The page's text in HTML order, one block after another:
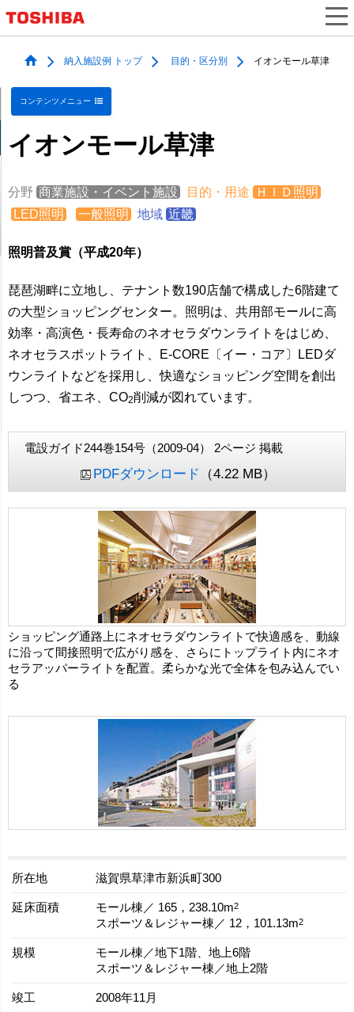
納入施設例 トップ 目的・区分別 イオンモール草津
コンテンツメニュー
イオンモール草津
分野 商業施設・イベント施設 目的・用途
ＨＩＤ照明
LED照明
一般照明 地域 近畿
照明普及賞（平成20年）
琵琶湖畔に立地し、テナント数190店舗で構成した6階建て
の大型ショッピングセンター。照明は、共用部モールに高
効率・高演色・長寿命のネオセラダウンライトをはじめ、
ネオセラスポットライト、E-CORE〔イー・コア〕LEDダ
ウンライトなどを採用し、快適なショッピング空間を創出
しつつ、省エネ、CO2削減が図れています。
電設ガイド244巻154号（2009-04） 2ページ 掲載
PDFダウンロード （4.22 MB）
ショッピング通路上にネオセラダウンライトで快適感を、動線
に沿って間接照明で広がり感を、さらにトップライト内にネオ
セラアッパーライトを配置。柔らかな光で全体を包み込んでい
る
所在地 滋賀県草津市新浜町300
延床面積 モール棟／ 165，238.10m2
スポーツ＆レジャー棟／ 12，101.13m2
規模
モール棟／地下1階、地上6階
スポーツ＆レジャー棟／地上2階
竣工 2008年11月